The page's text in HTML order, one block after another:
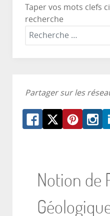
Taper vos mots clefs
recherche
Partager sur les
Notion de